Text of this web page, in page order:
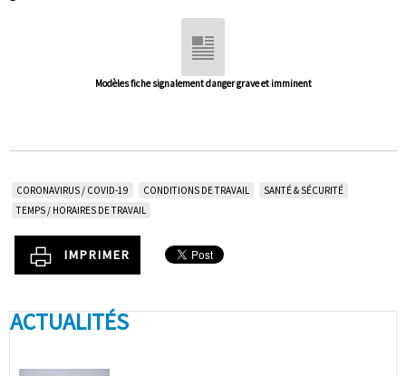
Modèles fiche signalement danger grave et imminent
CORONAVIRUS / COVID-19 CONDITIONS DE TRAVAIL
SANTÉ & SÉCURITÉ
TEMPS / HORAIRES DE TRAVAIL
IMPRIMER
ACTUALITÉS